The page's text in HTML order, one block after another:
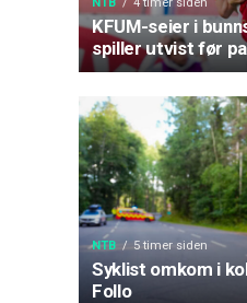
KFUM-seier i
spiller utvist før
NTB 5 timer siden
Syklist omkom i
Follo